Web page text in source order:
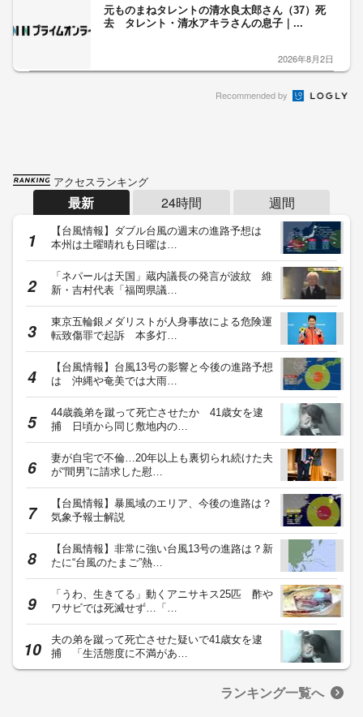
元ものまねタレントの清水良太郎さん（37）死
去 タレント・清水アキラさんの息子｜...
2026年8月2日
Recommended by
アクセスランキング
最新 24時間 週間
【台風情報】ダブル台風の週末の進路予想は
本州は土曜晴れも日曜は…
「ネパールは天国」蔵内議長の発言が波紋 維
新・吉村代表「福岡県議…
東京五輪銀メダリストが人身事故による危険運
転致傷罪で起訴 本多灯…
【台風情報】台風13号の影響と今後の進路予想
は 沖縄や奄美では大雨…
44歳義弟を蹴って死亡させたか 41歳女を逮
捕 日頃から同じ敷地内の…
妻が自宅で不倫…20年以上も裏切られ続けた夫
が“間男”に請求した慰…
【台風情報】暴風域のエリア、今後の進路は？
気象予報士解説
【台風情報】非常に強い台風13号の進路は？新
たに“台風のたまご”熱…
「うわ、生きてる」動くアニサキス25匹 酢や
ワサビでは死滅せず…「…
夫の弟を蹴って死亡させた疑いで41歳女を逮
捕 「生活態度に不満があ…
ランキング一覧へ